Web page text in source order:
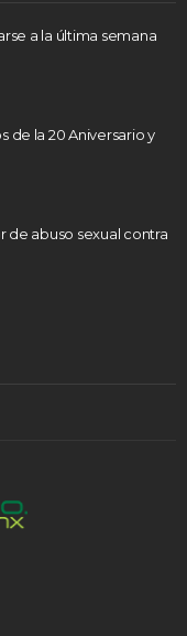
a la última semana
de la 20 Aniversario y
de abuso sexual contra